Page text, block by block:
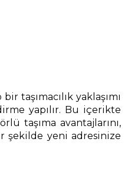
taşımacılık yaklaşımı
yapılır. Bu içerikte
taşıma avantajlarını,
şekilde yeni adresinize